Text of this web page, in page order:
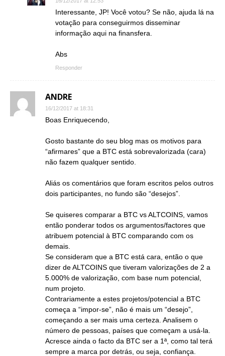
Interessante, JP! Você votou? Se não, ajuda lá na
votação para conseguirmos disseminar
informação aqui na finansfera.
Abs
Responder
ANDRE
16/12/2017 at 18:31
Boas Enriquecendo,
Gosto bastante do seu blog mas os motivos para
“afirmares” que a BTC está sobrevalorizada (cara)
não fazem qualquer sentido.
Aliás os comentários que foram escritos pelos outros
dois participantes, no fundo são “desejos”.
Se quiseres comparar a BTC vs ALTCOINS, vamos
então ponderar todos os argumentos/factores que
atribuem potencial à BTC comparando com os
demais.
Se consideram que a BTC está cara, então o que
dizer de ALTCOINS que tiveram valorizações de 2 a
5.000% de valorização, com base num potencial,
num projeto.
Contrariamente a estes projetos/potencial a BTC
começa a “impor-se”, não é mais um “desejo”,
começando a ser mais uma certeza. Analisem o
número de pessoas, países que começam a usá-la.
Acresce ainda o facto da BTC ser a 1ª, como tal terá
sempre a marca por detrás, ou seja, confiança.